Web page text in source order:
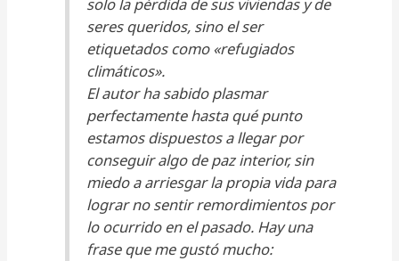
solo la pérdida de sus viviendas y de
seres queridos, sino el ser
etiquetados como «refugiados
climáticos».
El autor ha sabido plasmar
perfectamente hasta qué punto
estamos dispuestos a llegar por
conseguir algo de paz interior, sin
miedo a arriesgar la propia vida para
lograr no sentir remordimientos por
lo ocurrido en el pasado. Hay una
frase que me gustó mucho: